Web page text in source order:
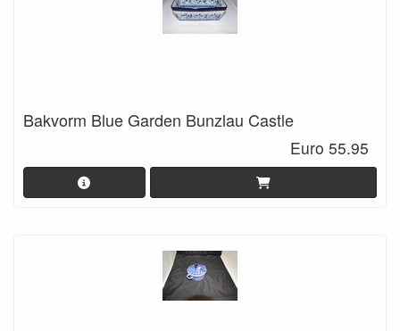
Bakvorm Blue Garden Bunzlau Castle
Euro 55.95